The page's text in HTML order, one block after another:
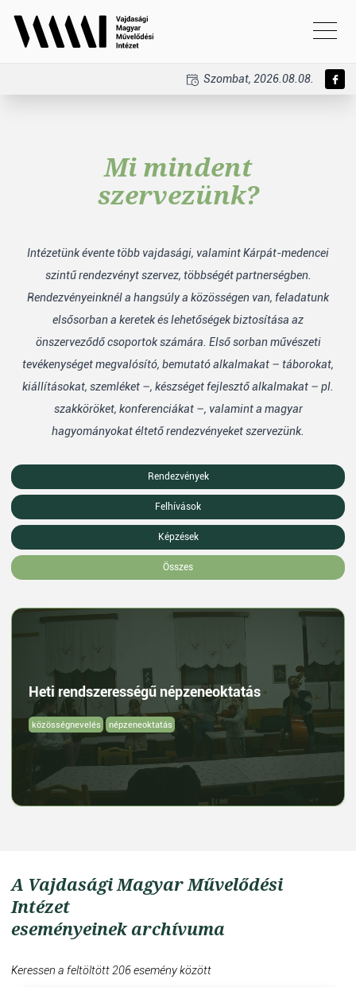
Szombat, 2026.08.08.
Mi mindent
szervezünk?
Intézetünk évente több vajdasági, valamint Kárpát-medencei
szintű rendezvényt szervez, többségét partnerségben.
Rendezvényeinknél a hangsúly a közösségen van, feladatunk
elsősorban a keretek és lehetőségek biztosítása az
önszerveződő csoportok számára. Első sorban művészeti
tevékenységet megvalósító, bemutató alkalmakat – táborokat,
kiállításokat, szemléket –, készséget fejlesztő alkalmakat – pl.
szakköröket, konferenciákat –, valamint a magyar
hagyományokat éltető rendezvényeket szervezünk.
Rendezvények
Felhívások
Képzések
Összes
Heti rendszerességű népzeneoktatás
közösségnevelés népzeneoktatás
A Vajdasági Magyar Művelődési
Intézet
eseményeinek archívuma
Keressen a feltöltött 206 esemény között